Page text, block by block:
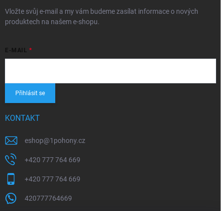
Vložte svůj e-mail a my vám budeme zasílat informace o nových
produktech na našem e-shopu.
E-MAIL
Přihlásit se
KONTAKT
eshop@1pohony.cz
+420 777 764 669
+420 777 764 669
420777764669